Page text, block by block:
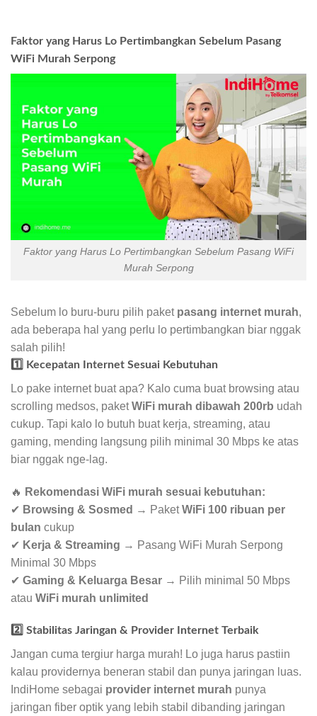
Faktor yang Harus Lo Pertimbangkan Sebelum Pasang
WiFi Murah Serpong
Faktor yang Harus Lo Pertimbangkan Sebelum Pasang WiFi
Murah Serpong
Sebelum lo buru-buru pilih paket pasang internet murah,
ada beberapa hal yang perlu lo pertimbangkan biar nggak
salah pilih!
1️⃣ Kecepatan Internet Sesuai Kebutuhan
Lo pake internet buat apa? Kalo cuma buat browsing atau
scrolling medsos, paketWiFi murah dibawah 200rb udah
cukup. Tapi kalo lo butuh buat kerja, streaming, atau
gaming, mending langsung pilih minimal 30 Mbps ke atas
biar nggak nge-lag.
🔥 Rekomendasi WiFi murah sesuai kebutuhan:
✔ Browsing & Sosmed → PaketWiFi 100 ribuan per
bulan cukup
✔ Kerja & Streaming → Pasang WiFi Murah Serpong
Minimal 30 Mbps
✔ Gaming & Keluarga Besar → Pilih minimal 50 Mbps
atau WiFi murah unlimited
2️⃣ Stabilitas Jaringan & Provider Internet Terbaik
Jangan cuma tergiur harga murah! Lo juga harus pastiin
kalau providernya beneran stabil dan punya jaringan luas.
IndiHome sebagai provider internet murah punya
jaringan fiber optik yang lebih stabil dibanding jaringan